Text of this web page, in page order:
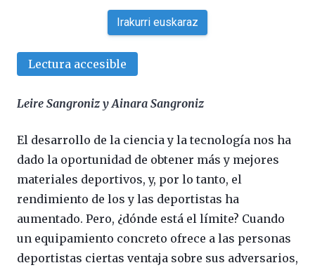
Irakurri euskaraz
Lectura accesible
Leire Sangroniz y Ainara Sangroniz
El desarrollo de la ciencia y la tecnología nos ha
dado la oportunidad de obtener más y mejores
materiales deportivos, y, por lo tanto, el
rendimiento de los y las deportistas ha
aumentado. Pero, ¿dónde está el límite? Cuando
un equipamiento concreto ofrece a las personas
deportistas ciertas ventaja sobre sus adversarios,